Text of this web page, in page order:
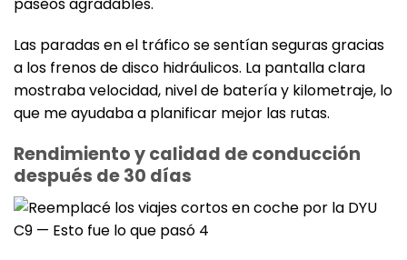
Las paradas en el tráfico se sentían seguras gracias
a los frenos de disco hidráulicos. La pantalla clara
mostraba velocidad, nivel de batería y kilometraje, lo
que me ayudaba a planificar mejor las rutas.
Rendimiento y calidad de conducción
después de 30 días